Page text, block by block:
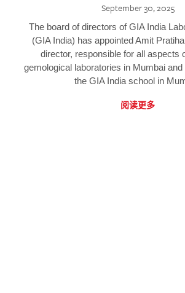
September 30, 2025
The board of directors of GIA India
(GIA India) has appointed Amit
director, responsible for all aspects
gemological laboratories in Mumbai
the GIA India school in
阅读更多